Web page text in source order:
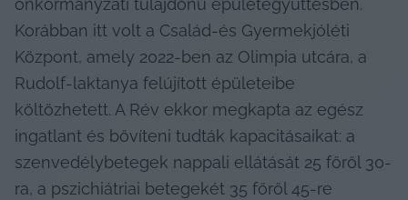
önkormányzati tulajdonú épületegyüttesben.
Korábban itt volt a Család-és Gyermekjóléti
Központ, amely 2022-ben az Olimpia utcára, a
Rudolf-laktanya felújított épületeibe
költözhetett. A Rév ekkor megkapta az egész
ingatlant és bővíteni tudták kapacitásaikat: a
szenvedélybetegek nappali ellátását 25 főről 30-
ra, a pszichiátriai betegekét 35 főről 45-re